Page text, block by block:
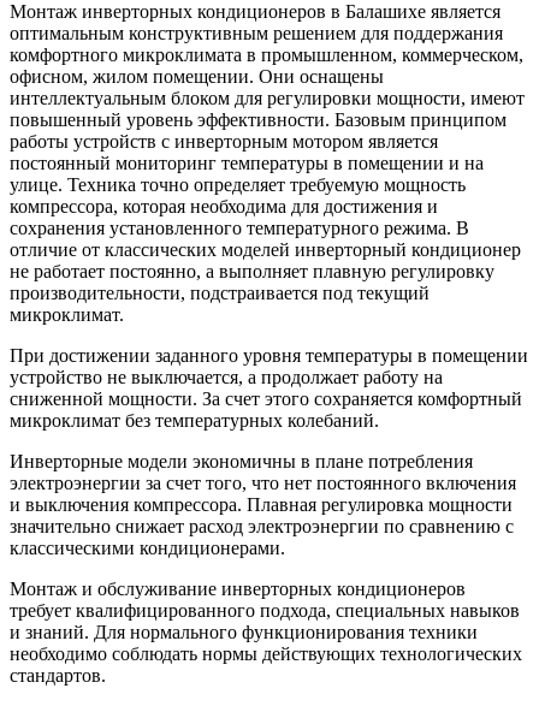
Монтаж инверторных кондиционеров в Балашихе является
оптимальным конструктивным решением для поддержания
комфортного микроклимата в промышленном, коммерческом,
офисном, жилом помещении. Они оснащены
интеллектуальным блоком для регулировки мощности, имеют
повышенный уровень эффективности. Базовым принципом
работы устройств с инверторным мотором является
постоянный мониторинг температуры в помещении и на
улице. Техника точно определяет требуемую мощность
компрессора, которая необходима для достижения и
сохранения установленного температурного режима. В
отличие от классических моделей инверторный кондиционер
не работает постоянно, а выполняет плавную регулировку
производительности, подстраивается под текущий
микроклимат.
При достижении заданного уровня температуры в помещении
устройство не выключается, а продолжает работу на
сниженной мощности. За счет этого сохраняется комфортный
микроклимат без температурных колебаний.
Инверторные модели экономичны в плане потребления
электроэнергии за счет того, что нет постоянного включения
и выключения компрессора. Плавная регулировка мощности
значительно снижает расход электроэнергии по сравнению с
классическими кондиционерами.
Монтаж и обслуживание инверторных кондиционеров
требует квалифицированного подхода, специальных навыков
и знаний. Для нормального функционирования техники
необходимо соблюдать нормы действующих технологических
стандартов.